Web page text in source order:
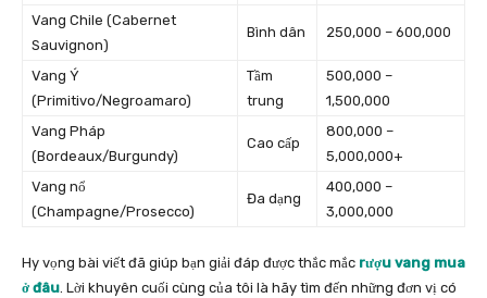
Vang Chile (Cabernet
Sauvignon)
Bình dân 250,000 – 600,000
Vang Ý
(Primitivo/Negroamaro)
Tầm
trung
500,000 –
1,500,000
Vang Pháp
(Bordeaux/Burgundy)
Cao cấp
800,000 –
5,000,000+
Vang nổ
(Champagne/Prosecco)
Đa dạng
400,000 –
3,000,000
Hy vọng bài viết đã giúp bạn giải đáp được thắc mắc rượu vang mua
ở đâu. Lời khuyên cuối cùng của tôi là hãy tìm đến những đơn vị có